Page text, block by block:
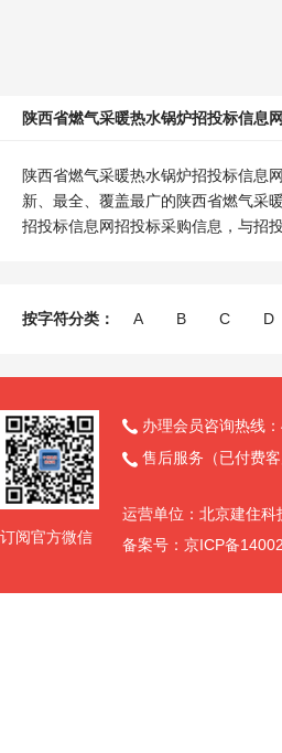
陕西省燃气采暖热水锅炉招投标信息
陕西省燃气采暖热水锅炉招投标信息
新、最全、覆盖最广的陕西省燃气采
招投标信息网招投标采购信息，与招
按字符分类： A B C D
订阅官方微信
 办理会员咨询热线
 售后服务（已付费
运营单位：北京建住科
备案号：京ICP备